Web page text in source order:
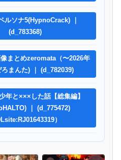
ルソナ5(HypnoCrack) ｜
(d_783368)
まとめzeromata（〜2026年
まんた) ｜ (d_782039)
年と×××した話【総集編】
｜ (d_775472)
）